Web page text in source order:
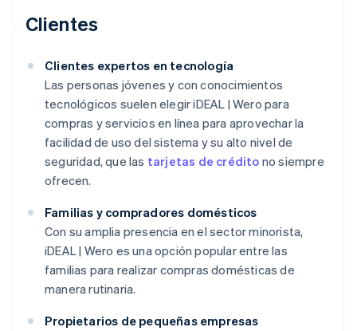
Clientes
Clientes expertos en tecnología
Las personas jóvenes y con conocimientos
tecnológicos suelen elegir iDEAL | Wero para
compras y servicios en línea para aprovechar la
facilidad de uso del sistema y su alto nivel de
seguridad, que las tarjetas de crédito no siempre
ofrecen.
Familias y compradores domésticos
Con su amplia presencia en el sector minorista,
iDEAL | Wero es una opción popular entre las
familias para realizar compras domésticas de
manera rutinaria.
Propietarios de pequeñas empresas